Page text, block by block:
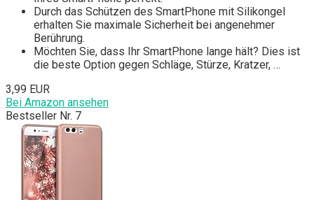
Durch das Schützen des SmartPhone mit Silikongel
erhalten Sie maximale Sicherheit bei angenehmer
Berührung.
Möchten Sie, dass Ihr SmartPhone lange hält? Dies ist
die beste Option gegen Schläge, Stürze, Kratzer, …
3,99 EUR
Bei Amazon ansehen
Bestseller Nr. 7